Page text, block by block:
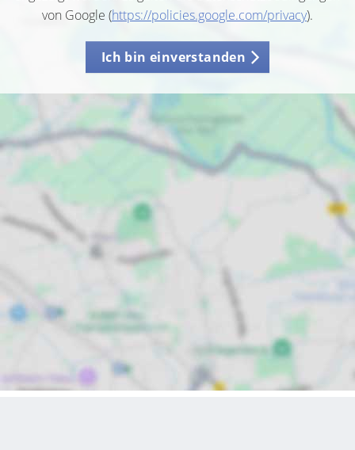
von Google (https://policies.google.com/privacy).
Ich bin einverstanden